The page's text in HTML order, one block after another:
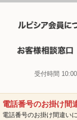
受付時間
電話番号のお掛け間
電話番号のお掛け間違い